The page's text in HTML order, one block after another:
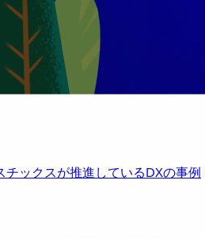
ックスが推進しているDXの事例